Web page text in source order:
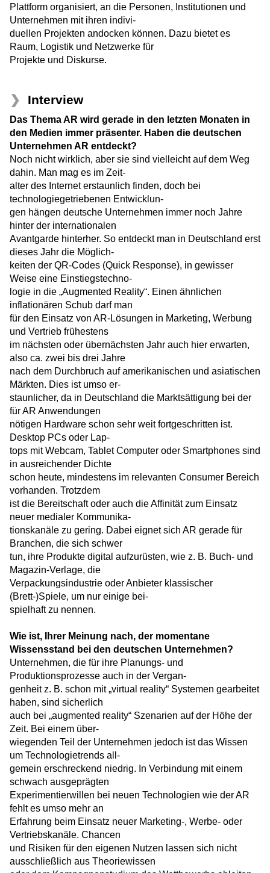
Plattform organisiert, an die Personen, Institutionen und
Unternehmen mit ihren indivi-
duellen Projekten andocken können. Dazu bietet es
Raum, Logistik und Netzwerke für
Projekte und Diskurse.
Interview
Das Thema AR wird gerade in den letz­ten Monaten in
den Medien immer prä­senter. Haben die deutschen
Unterneh­men AR entdeckt?
Noch nicht wirklich, aber sie sind vielleicht auf dem Weg
dahin. Man mag es im Zeit-
alter des Internet erstaunlich finden, doch bei
technologiegetriebenen Entwicklun-
gen hängen deutsche Unternehmen immer noch Jahre
hinter der internationalen
Avantgarde hinterher. So entdeckt man in Deutschland erst
dieses Jahr die Möglich-
keiten der QR-Codes (Quick Response), in gewisser
Weise eine Einstiegstechno-
logie in die „Augmented Reality“. Einen ähnlichen
inflationären Schub darf man
für den Einsatz von AR-Lösungen in Marketing, Werbung
und Vertrieb frühestens
im nächsten oder übernächsten Jahr auch hier erwarten,
also ca. zwei bis drei Jahre
nach dem Durchbruch auf amerikanischen und asiatischen
Märkten. Dies ist umso er-
staunlicher, da in Deutschland die Marktsättigung bei der
für AR Anwendungen
nötigen Hardware schon sehr weit fortgeschritten ist.
Desktop PCs oder Lap-
tops mit Webcam, Tablet Computer oder Smartphones sind
in ausreichender Dichte
schon heute, mindestens im relevanten Consumer Bereich
vorhanden. Trotzdem
ist die Bereitschaft oder auch die Affinität zum Einsatz
neuer medialer Kommunika-
tionskanäle zu gering. Dabei eignet sich AR gerade für
Branchen, die sich schwer
tun, ihre Produkte digital aufzurüsten, wie z. B. Buch- und
Magazin-Verlage, die
Verpackungsindustrie oder Anbieter klassischer
(Brett-)Spiele, um nur einige bei-
spielhaft zu nennen.
Wie ist, Ihrer Meinung nach, der momentane
Wissensstand bei den deutschen Unternehmen?
Unternehmen, die für ihre Planungs- und
Produktionsprozesse auch in der Vergan-
genheit z. B. schon mit „virtual reality“ Systemen gearbeitet
haben, sind sicherlich
auch bei „augmented reality“ Szenarien auf der Höhe der
Zeit. Bei einem über-
wiegenden Teil der Unternehmen jedoch ist das Wissen
um Technologietrends all-
gemein erschreckend niedrig. In Verbindung mit einem
schwach ausgeprägten
Experimentierwillen bei neuen Technologien wie der AR
fehlt es umso mehr an
Erfahrung beim Einsatz neuer Marketing-, Werbe- oder
Vertriebskanäle. Chancen
und Risiken für den eigenen Nutzen lassen sich nicht
ausschließlich aus Theoriewissen